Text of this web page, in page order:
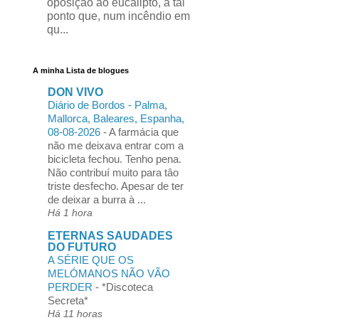
oposição ao eucalipto, a tal
ponto que, num incêndio em
qu...
A minha Lista de blogues
DON VIVO
Diário de Bordos - Palma,
Mallorca, Baleares, Espanha,
08-08-2026 -A farmácia que
não me deixava entrar com a
bicicleta fechou. Tenho pena.
Não contribuí muito para tâo
triste desfecho. Apesar de ter
de deixar a burra à ...
Há 1 hora
ETERNAS SAUDADES
DO FUTURO
A SÉRIE QUE OS
MELÓMANOS NÃO VÃO
PERDER - *Discoteca
Secreta*
Há 11 horas